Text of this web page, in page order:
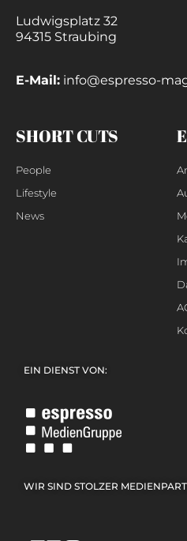
Ludwigsplatz 32
94315 Straubing
E-Mail: info@espresso-
SHORT CUTS
People
Lifestyle
News
EIN DIENST VON:
WIR SIND STOLZER